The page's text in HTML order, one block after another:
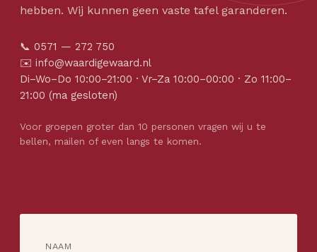
hebben. Wij kunnen geen vaste tafel garanderen.
📞 0571 — 272 750
✉️ info@waardigewaard.nl
Di–Wo–Do 10:00–21:00 · Vr–Za 10:00–00:00 · Zo 11:00–
21:00 (ma gesloten)
Voor groepen groter dan 10 personen vragen wij u te
bellen, mailen of even langs te komen.
NAAM